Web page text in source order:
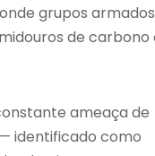
grupos armados
de carbono
ameaça de
identificado como